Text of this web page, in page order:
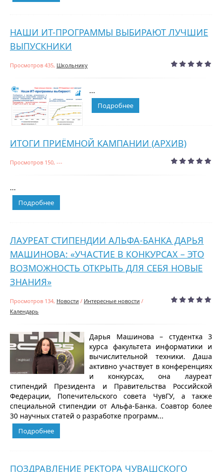
НАШИ ИТ-ПРОГРАММЫ ВЫБИРАЮТ ЛУЧШИЕ
ВЫПУСКНИКИ
Просмотров 435, Школьнику
...
Подробнее
ИТОГИ ПРИЁМНОЙ КАМПАНИИ (АРХИВ)
Просмотров 150, ---
...
Подробнее
ЛАУРЕАТ СТИПЕНДИИ АЛЬФА-БАНКА ДАРЬЯ
МАШИНОВА: «УЧАСТИЕ В КОНКУРСАХ – ЭТО
ВОЗМОЖНОСТЬ ОТКРЫТЬ ДЛЯ СЕБЯ НОВЫЕ
ЗНАНИЯ»
Просмотров 134, Новости / Интересные новости /
Календарь
Дарья Машинова – студентка 3
курса факультета информатики и
вычислительной техники. Даша
активно участвует в конференциях
и конкурсах, она лауреат
стипендий Президента и Правительства Российской
Федерации, Попечительского совета ЧувГУ, а также
специальной стипендии от Альфа-Банка. Соавтор более
30 научных статей о разработке программ...
Подробнее
ПОЗДРАВЛЕНИЕ РЕКТОРА ЧУВАШСКОГО